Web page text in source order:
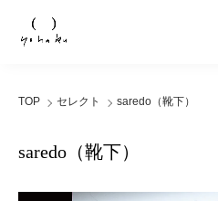
TOP セレクト saredo（靴下）
saredo（靴下）